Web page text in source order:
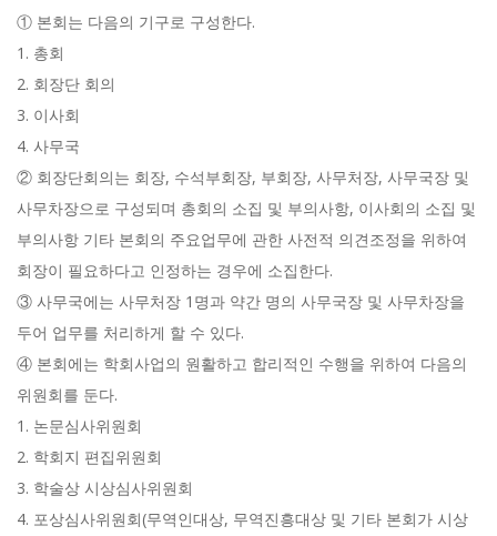
① 본회는 다음의 기구로 구성한다.
1. 총회
2. 회장단 회의
3. 이사회
4. 사무국
② 회장단회의는 회장, 수석부회장, 부회장, 사무처장, 사무국장 및
사무차장으로 구성되며 총회의 소집 및 부의사항, 이사회의 소집 및
부의사항 기타 본회의 주요업무에 관한 사전적 의견조정을 위하여
회장이 필요하다고 인정하는 경우에 소집한다.
③ 사무국에는 사무처장 1명과 약간 명의 사무국장 및 사무차장을
두어 업무를 처리하게 할 수 있다.
④ 본회에는 학회사업의 원활하고 합리적인 수행을 위하여 다음의
위원회를 둔다.
1. 논문심사위원회
2. 학회지 편집위원회
3. 학술상 시상심사위원회
4. 포상심사위원회(무역인대상, 무역진흥대상 및 기타 본회가 시상